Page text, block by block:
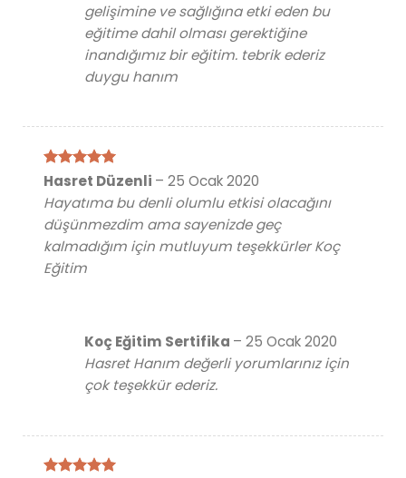
gelişimine ve sağlığına etki eden bu
eğitime dahil olması gerektiğine
inandığımız bir eğitim. tebrik ederiz
duygu hanım
5 üzerinden
Hasret Düzenli – 25 Ocak 2020
Hayatıma bu denli olumlu etkisi olacağını
düşünmezdim ama sayenizde geç
kalmadığım için mutluyum teşekkürler Koç
Eğitim
Koç Eğitim Sertifika – 25 Ocak 2020
Hasret Hanım değerli yorumlarınız için
çok teşekkür ederiz.